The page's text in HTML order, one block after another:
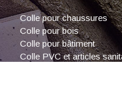
Colle pour chaussures
Colle pour bois
Colle pour bâtiment
Colle PVC et articles